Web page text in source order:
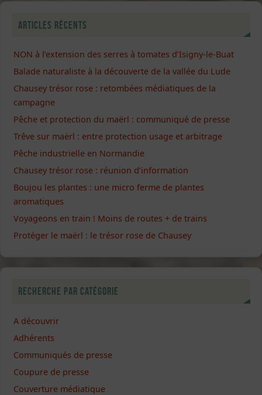
Articles récents
NON à l’extension des serres à tomates d’Isigny-le-Buat
Balade naturaliste à la découverte de la vallée du Lude
Chausey trésor rose : retombées médiatiques de la
campagne
Pêche et protection du maërl : communiqué de presse
Trêve sur maërl : entre protection usage et arbitrage
Pêche industrielle en Normandie
Chausey trésor rose : réunion d’information
Boujou les plantes : une micro ferme de plantes
aromatiques
Voyageons en train ! Moins de routes + de trains
Protéger le maërl : le trésor rose de Chausey
Recherche par catégorie
A découvrir
Adhérents
Communiqués de presse
Coupure de presse
Couverture médiatique